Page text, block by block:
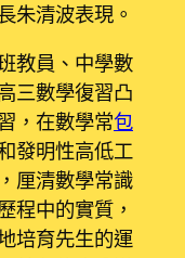
朱清波表現。
教員、中學數
三數學復習凸
，在數學常包
發明性高低工
厘清數學常識
程中的實質，
培育先生的運